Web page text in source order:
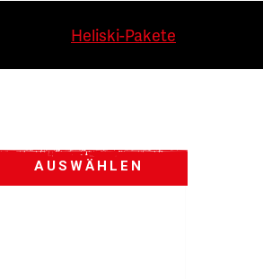
Heliski-Pakete
AUSWÄHLEN